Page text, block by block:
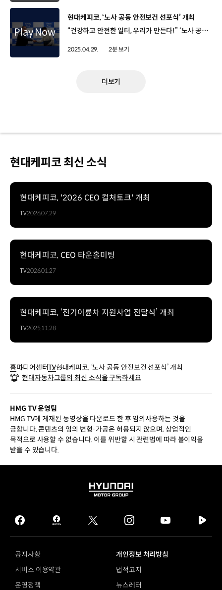
[동영상]
현대케피코, ‘노사 공동 안전보건 선포식’ 개최
“건강하고 안전한 일터, 우리가 만든다!” ‘노사 공동 안전보건 선포식’ 4월 24일 현대케피코 군포 본사 노사 공동 안전보건 선포식 안전을 최우선 가치로 인식하고 모든 구성원들이 건강하고 안전한 일터를 조성하기 위한 행사 현대케피코 노동조합 현대케피코지회 오준동 대표이사와 박명규 지회장이 함께 참석 오준동 대표이사 / 현대케피코안전에 대해서 굉장히 민감하게 여기고 // ‘아차’하면 사고가 생기기 때문에 // 각별하게 유의하면서 // 작업을 해야 된다고 생각합니다. // 저 대표이사부터 시작해서 현대케피코가 정말 안전하고 행복한 일터가 될 수 있도록 노력하겠습니다. 다 같이 합심해서 그런 회사를 만들어 가도록 합시다. 박명규 지회장 / 노동조합 현대케피코지회현대케피코 공장이 안전한 일터가 되기를 바라는 마음은 노사 공히 같은 마음이라고 생각하고요 // 하나하나 개선되는 현대케피코의 일터가 됐으면 하는 바람으로 오늘 노사 공동 선언에 참여했다는 말씀을 드리겠습니다. 노사공동 안전보건 선언문 서명 및 기념 촬영 전 직원이 함께 안전 의지를 다지는 자리 전력변환 시험실, 전자파 시험실 등 안전보건 현장점검 진행 안전보건 사내 홍보물 배포 노사가 함께해 의미를 더한 시간 사내 안전문화 확산에 한 마음 한 뜻! 노사가 함께 안전한 사업장을 만들어 가겠습니다.
2025.04.29. 2분 보기
더보기
현대케피코 최신 소식
현대케피코, '2026 CEO 컬처토크' 개최
TV2026.07.29
현대케피코, CEO 타운홀미팅
TV2026.01.27
현대케피코, ‘전기이륜차 지원사업 전달식’ 개최
TV2025.11.28
홈미디어센터TV현대케피코, ‘노사 공동 안전보건 선포식’ 개최
현대자동차그룹의 최신 소식을 구독하세요
HMG TV 운영팀
HMG TV에 게재된 동영상을 다운로드 한 후 임의사용하는 것을
금합니다. 콘텐츠의 임의 변형·가공은 허용되지 않으며, 상업적인
목적으로 사용할 수 없습니다. 이를 위반할 시 관련법에 따라 불이익을
받을 수 있습니다.
HYUNDAI
GROUP
facebook
hmg
journal
twitter instagram
tv
공지사항
개인정보 처리방침
서비스 이용약관
법적고지
운영정책
뉴스레터